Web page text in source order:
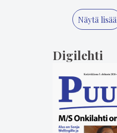
Näytä lisää
Digilehti